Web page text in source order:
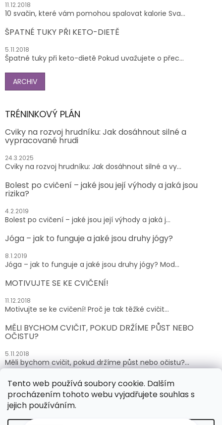
Tento web používá soubory cookie. Dalším
procházením tohoto webu vyjadřujete souhlas s
jejich používáním.
11.12.2018
10 svačin, které vám pomohou spalovat kalorie Sva...
ŠPATNÉ TUKY PŘI KETO-DIETĚ
5.11.2018
Špatné tuky při keto-dietě Pokud uvažujete o přec...
ARCHIV
TRÉNINKOVÝ PLÁN
Cviky na rozvoj hrudníku: Jak dosáhnout silné a
vypracované hrudi
24.3.2025
Cviky na rozvoj hrudníku: Jak dosáhnout silné a vy...
Bolest po cvičení – jaké jsou její výhody a jaká jsou
rizika?
4.2.2019
Bolest po cvičení – jaké jsou její výhody a jaká j...
Jóga – jak to funguje a jaké jsou druhy jógy?
8.1.2019
Jóga – jak to funguje a jaké jsou druhy jógy? Mod...
MOTIVUJTE SE KE CVIČENÍ!
11.12.2018
Motivujte se ke cvičení! Proč je tak těžké cvičit...
MĚLI BYCHOM CVIČIT, POKUD DRŽÍME PŮST NEBO
OČISTU?
5.11.2018
Měli bychom cvičit, pokud držíme půst nebo očistu?...
ARCHIV